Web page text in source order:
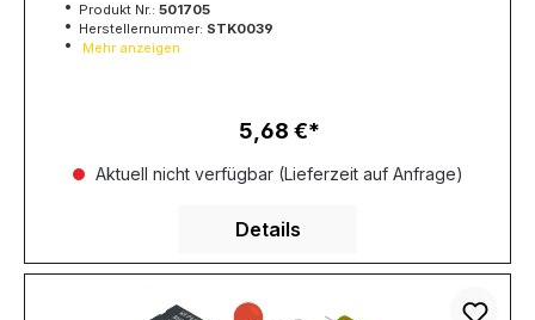
Produkt Nr.: 501705
Herstellernummer: STK0039
Mehr anzeigen
Regulärer Preis:
5,68 €
Aktuell nicht verfügbar (Lieferzeit auf Anfrage)
Details